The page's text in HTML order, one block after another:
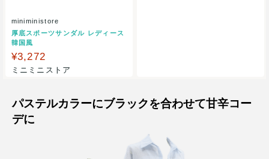
miniministore
厚底スポーツサンダル レディース
韓国風
¥3,272
ミニミニストア
パステルカラーにブラックを合わせて甘辛コー
デに